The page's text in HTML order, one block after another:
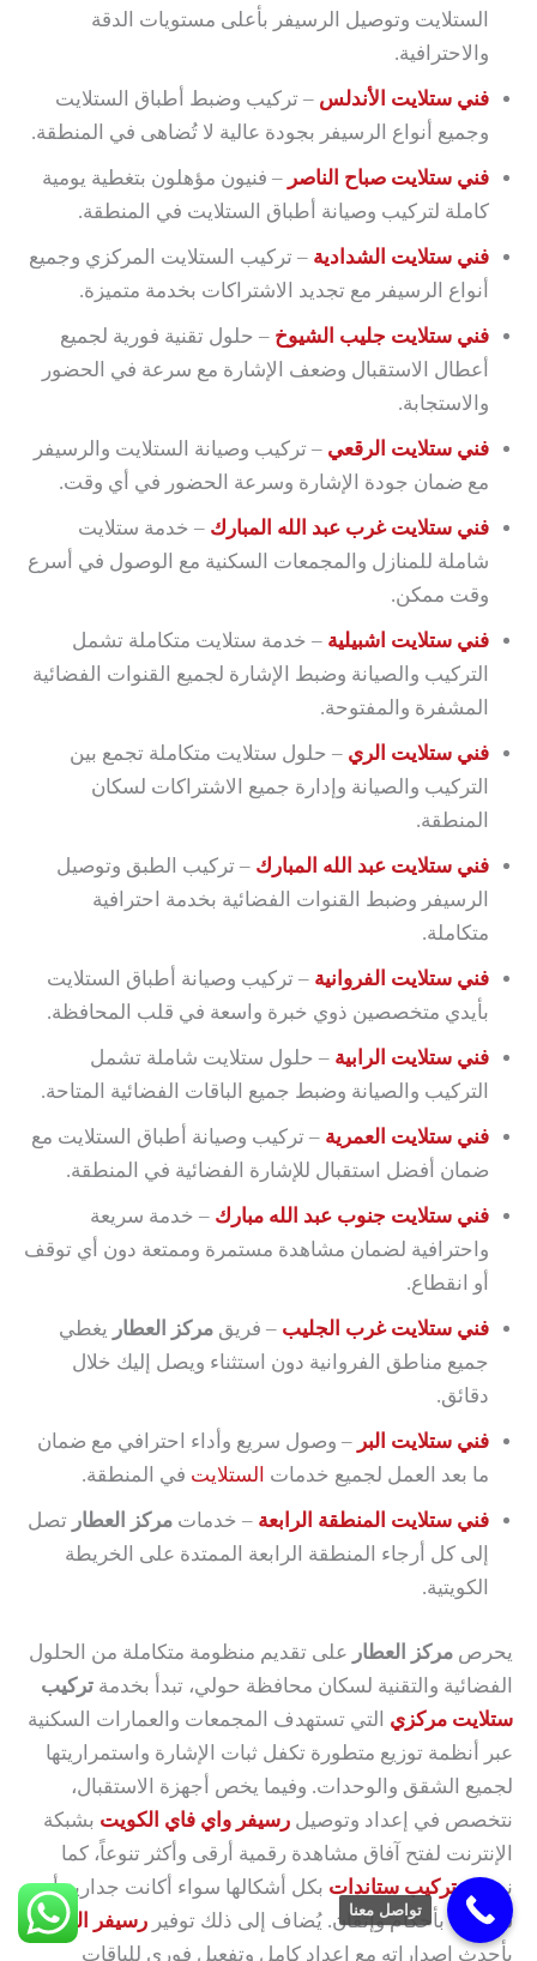
الستلايت وتوصيل الرسيفر بأعلى مستويات الدقة
والاحترافية.
فني ستلايت الأندلس – تركيب وضبط أطباق الستلايت
وجميع أنواع الرسيفر بجودة عالية لا تُضاهى في المنطقة.
فني ستلايت صباح الناصر – فنيون مؤهلون بتغطية يومية
كاملة لتركيب وصيانة أطباق الستلايت في المنطقة.
فني ستلايت الشدادية – تركيب الستلايت المركزي وجميع
أنواع الرسيفر مع تجديد الاشتراكات بخدمة متميزة.
فني ستلايت جليب الشيوخ – حلول تقنية فورية لجميع
أعطال الاستقبال وضعف الإشارة مع سرعة في الحضور
والاستجابة.
فني ستلايت الرقعي – تركيب وصيانة الستلايت والرسيفر
مع ضمان جودة الإشارة وسرعة الحضور في أي وقت.
فني ستلايت غرب عبد الله المبارك – خدمة ستلايت
شاملة للمنازل والمجمعات السكنية مع الوصول في أسرع
وقت ممكن.
فني ستلايت اشبيلية – خدمة ستلايت متكاملة تشمل
التركيب والصيانة وضبط الإشارة لجميع القنوات الفضائية
المشفرة والمفتوحة.
فني ستلايت الري – حلول ستلايت متكاملة تجمع بين
التركيب والصيانة وإدارة جميع الاشتراكات لسكان
المنطقة.
فني ستلايت عبد الله المبارك – تركيب الطبق وتوصيل
الرسيفر وضبط القنوات الفضائية بخدمة احترافية
متكاملة.
فني ستلايت الفروانية – تركيب وصيانة أطباق الستلايت
بأيدي متخصصين ذوي خبرة واسعة في قلب المحافظة.
فني ستلايت الرابية – حلول ستلايت شاملة تشمل
التركيب والصيانة وضبط جميع الباقات الفضائية المتاحة.
فني ستلايت العمرية – تركيب وصيانة أطباق الستلايت مع
ضمان أفضل استقبال للإشارة الفضائية في المنطقة.
فني ستلايت جنوب عبد الله مبارك – خدمة سريعة
واحترافية لضمان مشاهدة مستمرة وممتعة دون أي توقف
أو انقطاع.
فني ستلايت غرب الجليب – فريق مركز العطار يغطي
جميع مناطق الفروانية دون استثناء ويصل إليك خلال
دقائق.
فني ستلايت البر – وصول سريع وأداء احترافي مع ضمان
ما بعد العمل لجميع خدمات الستلايت في المنطقة.
فني ستلايت المنطقة الرابعة – خدمات مركز العطار تصل
إلى كل أرجاء المنطقة الرابعة الممتدة على الخريطة
الكويتية.
يحرص مركز العطار على تقديم منظومة متكاملة من الحلول
الفضائية والتقنية لسكان محافظة حولي، تبدأ بخدمة تركيب
ستلايت مركزي التي تستهدف المجمعات والعمارات السكنية
عبر أنظمة توزيع متطورة تكفل ثبات الإشارة واستمراريتها
لجميع الشقق والوحدات. وفيما يخص أجهزة الاستقبال،
نتخصص في إعداد وتوصيل رسيفر واي فاي الكويت بشبكة
الإنترنت لفتح آفاق مشاهدة رقمية أرقى وأكثر تنوعاً، كما
نضمنتركيب ستاندات بكل أشكالها سواء أكانت جدارية أم
سطحية بأحكام وإتقان. يُضاف إلى ذلك توفير رسيفر الجني
بأحدث إصداراته مع إعداد كامل وتفعيل فوري للباقات
تواصل معنا